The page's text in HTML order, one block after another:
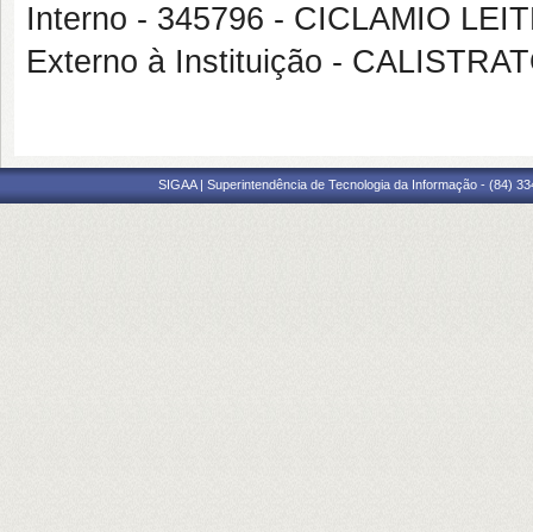
Interno - 345796 - CICLAMIO
Externo à Instituição -
SIGAA | Superintendência de Tecnologia da Informação - (84)